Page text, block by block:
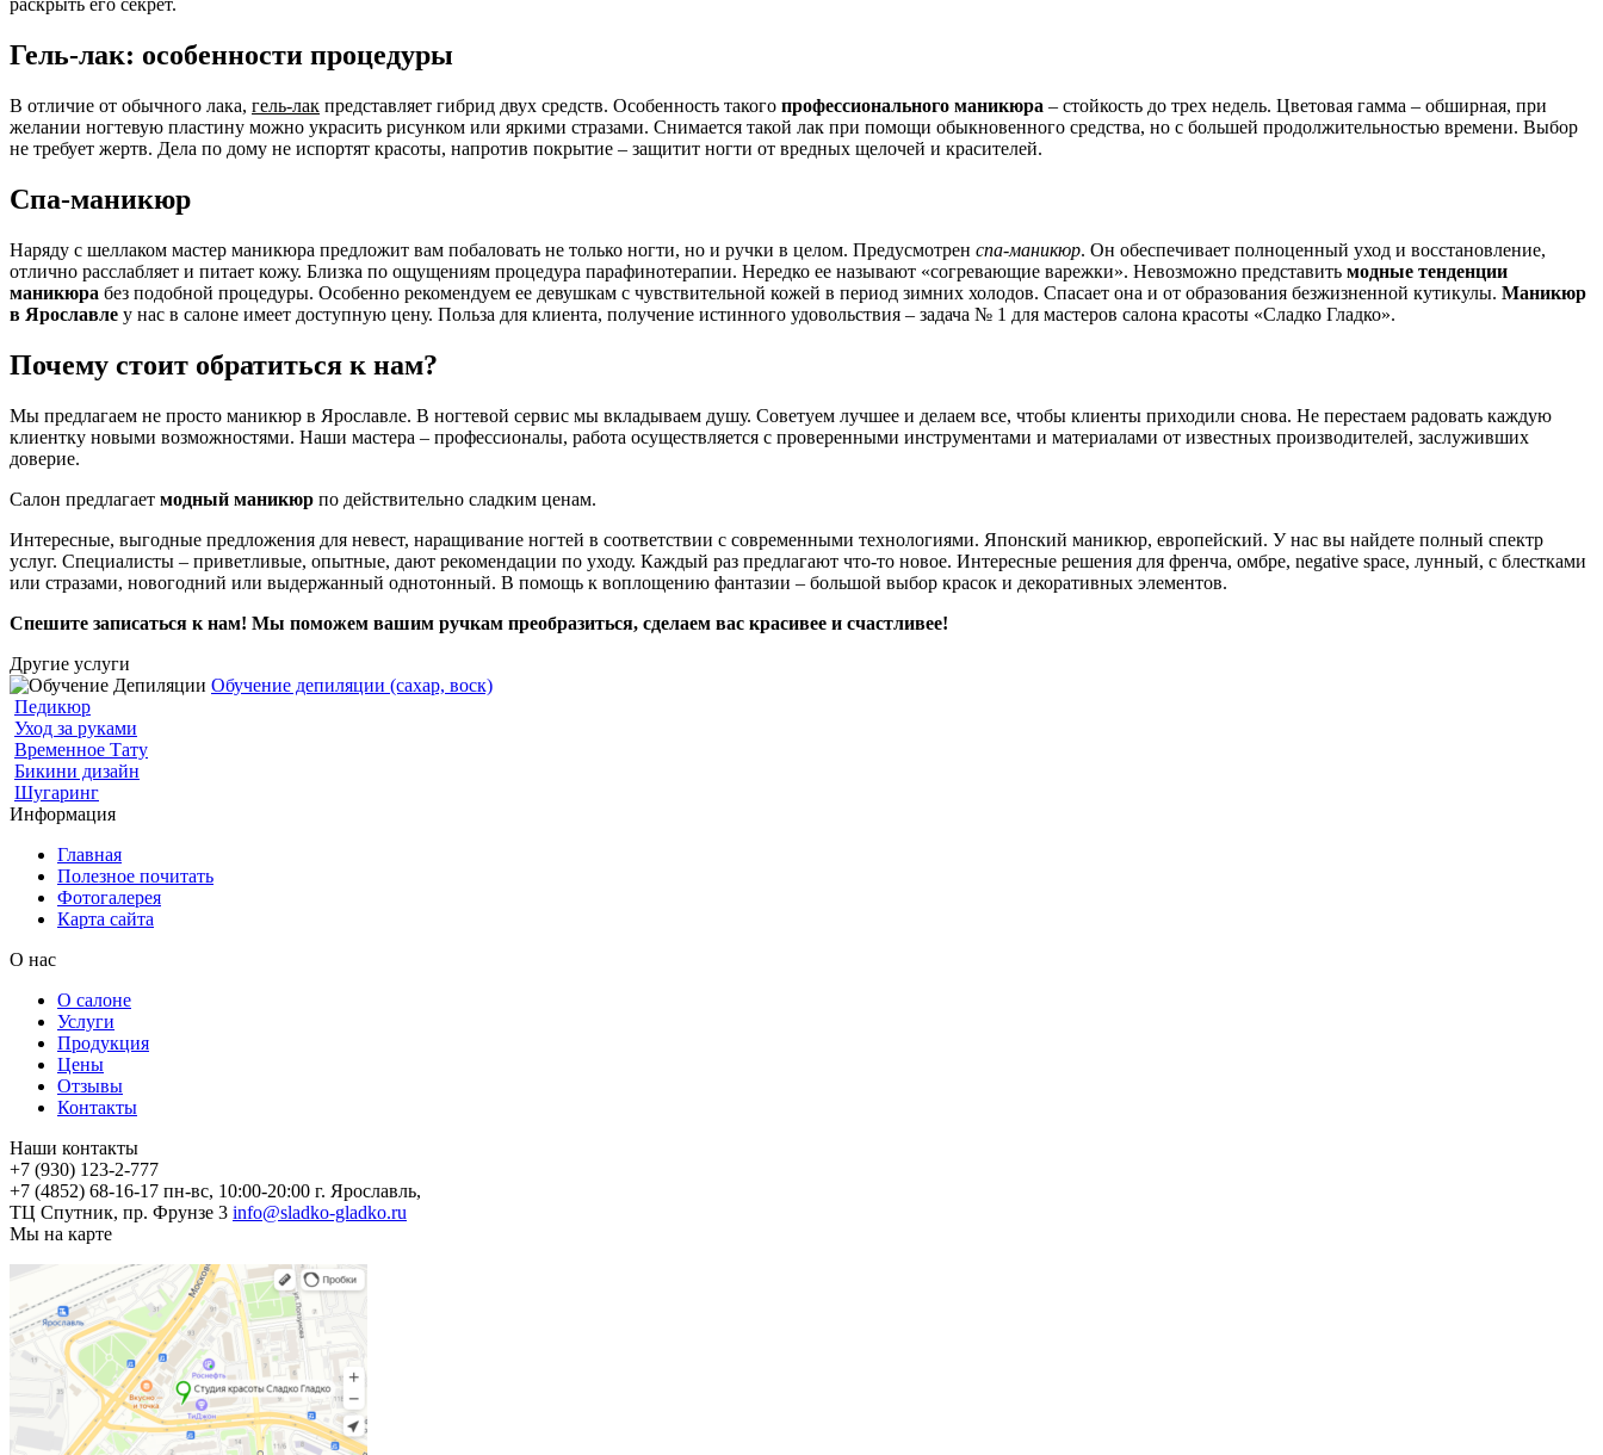
раскрыть его секрет.
Гель-лак: особенности процедуры
В отличие от обычного лака, гель-лак представляет гибрид двух средств. Особенность такого профессионального маникюра – стойкость до трех недель. Цветовая гамма – обширная, при
желании ногтевую пластину можно украсить рисунком или яркими стразами. Снимается такой лак при помощи обыкновенного средства, но с большей продолжительностью времени. Выбор
не требует жертв. Дела по дому не испортят красоты, напротив покрытие – защитит ногти от вредных щелочей и красителей.
Спа-маникюр
Наряду с шеллаком мастер маникюра предложит вам побаловать не только ногти, но и ручки в целом. Предусмотрен спа-маникюр. Он обеспечивает полноценный уход и восстановление,
отлично расслабляет и питает кожу. Близка по ощущениям процедура парафинотерапии. Нередко ее называют «согревающие варежки». Невозможно представить модные тенденции
маникюра без подобной процедуры. Особенно рекомендуем ее девушкам с чувствительной кожей в период зимних холодов. Спасает она и от образования безжизненной кутикулы. Маникюр
в Ярославле у нас в салоне имеет доступную цену. Польза для клиента, получение истинного удовольствия – задача № 1 для мастеров салона красоты «Сладко Гладко».
Почему стоит обратиться к нам?
Мы предлагаем не просто маникюр в Ярославле. В ногтевой сервис мы вкладываем душу. Советуем лучшее и делаем все, чтобы клиенты приходили снова. Не перестаем радовать каждую
клиентку новыми возможностями. Наши мастера – профессионалы, работа осуществляется с проверенными инструментами и материалами от известных производителей, заслуживших
доверие.
Салон предлагает модный маникюр по действительно сладким ценам.
Интересные, выгодные предложения для невест, наращивание ногтей в соответствии с современными технологиями. Японский маникюр, европейский. У нас вы найдете полный спектр
услуг. Специалисты – приветливые, опытные, дают рекомендации по уходу. Каждый раз предлагают что-то новое. Интересные решения для френча, омбре, negative space, лунный, с блестками
или стразами, новогодний или выдержанный однотонный. В помощь к воплощению фантазии – большой выбор красок и декоративных элементов.
Спешите записаться к нам! Мы поможем вашим ручкам преобразиться, сделаем вас красивее и счастливее!
Другие услуги
Обучение депиляции (сахар, воск)
Педикюр
Уход за руками
Временное Тату
Бикини дизайн
Шугаринг
Информация
Главная
Полезное почитать
Фотогалерея
Карта сайта
О нас
О салоне
Услуги
Продукция
Цены
Отзывы
Контакты
Наши контакты
+7 (930) 123-2-777
+7 (4852) 68-16-17 пн-вс, 10:00-20:00 г. Ярославль,
ТЦ Спутник, пр. Фрунзе 3 info@sladko-gladko.ru
Мы на карте